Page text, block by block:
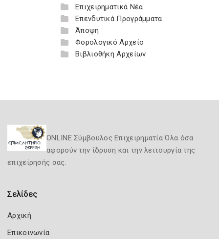
Επιχειρηματικά Νέα
Επενδυτικά Προγράμματα
Άποψη
Φορολογικό Αρχείο
Βιβλιοθήκη Αρχείων
ONLINE Σύμβουλος Επιχειρηματία Όλα όσα
αφορούν την ίδρυση και την λειτουργία της
επιχείρησής σας.
Σελίδες
Αρχική
Επικοινωνία